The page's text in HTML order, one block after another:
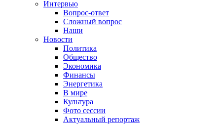
Интервью
Вопрос-ответ
Сложный вопрос
Наши
Новости
Политика
Общество
Экономика
Финансы
Энергетика
В мире
Культура
Фото сессии
Актуальный репортаж